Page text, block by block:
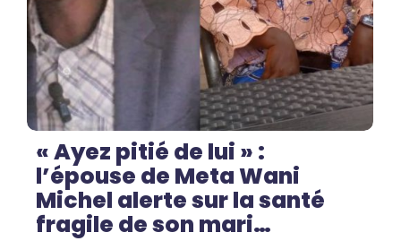
« Ayez pitié de lui » :
l’épouse de Meta Wani
Michel alerte sur la santé
fragile de son mari…